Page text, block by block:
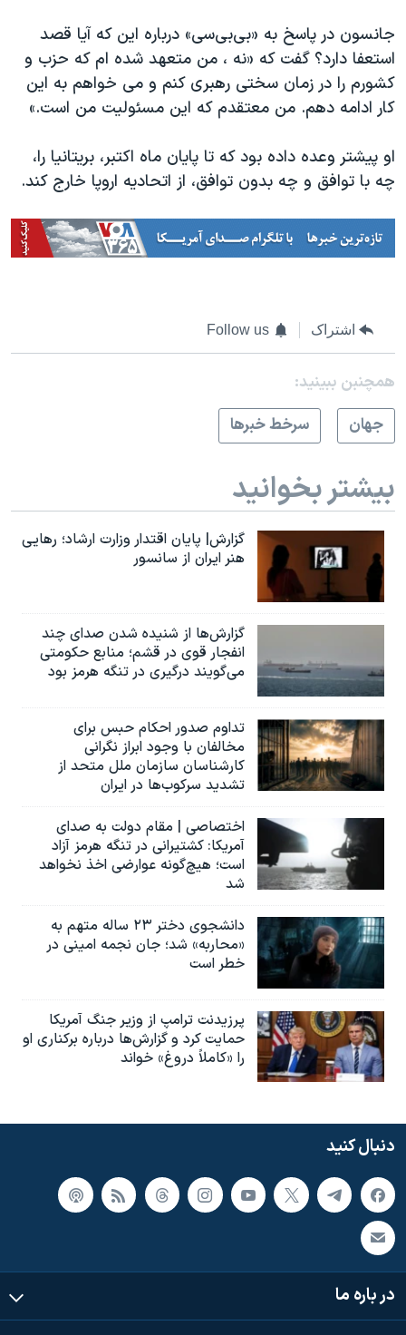
جانسون در پاسخ به «بی‌بی‌سی» درباره این که آیا قصد
استعفا دارد؟ گفت که «نه ، من متعهد شده ام كه حزب و
كشورم را در زمان سختی رهبری كنم و می خواهم به این
كار ادامه دهم. من معتقدم که این مسئولیت من است.»
او پیشتر وعده داده بود که تا پایان ماه اکتبر، بریتانیا را،
چه با توافق و چه بدون توافق، از اتحادیه اروپا خارج کند.
اشتراک Follow us
همچنبن ببینید:
جهان
سرخط خبرها
بیشتر بخوانید
گزارش| پایان اقتدار وزارت ارشاد؛ رهایی
هنر ایران از سانسور
گزارش‌ها از شنیده شدن صدای چند
انفجار قوی در قشم؛ منابع حکومتی
می‌گویند درگیری در تنگه هرمز بود
تداوم صدور احکام حبس برای
مخالفان با وجود ابراز نگرانی
کارشناسان سازمان ملل متحد از
تشدید سرکوب‌ها در ایران
اختصاصی | مقام دولت به صدای
آمریکا: کشتیرانی در تنگه هرمز آزاد
است؛ هیچ‌گونه عوارضی اخذ نخواهد
شد
دانشجوی دختر ۲۳ ساله متهم به
«محاربه» شد؛ جان نجمه امینی در
خطر است
پرزیدنت ترامپ از وزیر جنگ آمریکا
حمایت کرد و گزارش‌ها درباره برکناری او
را «کاملاً دروغ» خواند
دنبال کنید
در باره ما